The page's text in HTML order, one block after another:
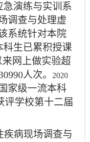
演练与实训系
调查与处理虚
系统针对本院
科生已累积授课
网上做实验超
人次。
2020
家级一流本科
评学校第十二届
疾病现场调查与